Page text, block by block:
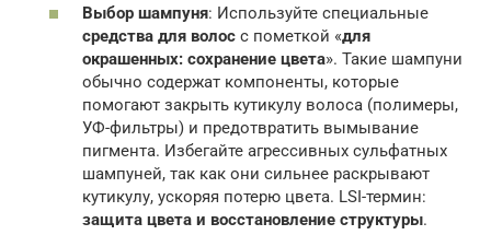
Выбор шампуня: Используйте специальные
средства для волос с пометкой «для
окрашенных: сохранение цвета». Такие шампуни
обычно содержат компоненты, которые
помогают закрыть кутикулу волоса (полимеры,
УФ-фильтры) и предотвратить вымывание
пигмента. Избегайте агрессивных сульфатных
шампуней, так как они сильнее раскрывают
кутикулу, ускоряя потерю цвета. LSI-термин:
защита цвета и восстановление структуры.